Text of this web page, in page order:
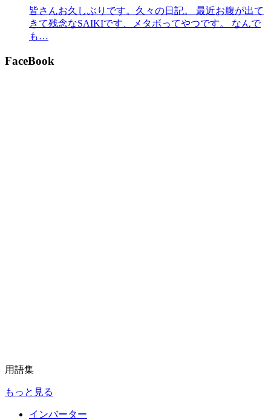
皆さんお久しぶりです。久々の日記。 最近お腹が出て
きて残念なSAIKIです、メタボってやつです。 なんで
も…
FaceBook
用語集
もっと見る
インバーター